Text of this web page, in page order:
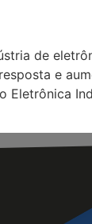
de
e
Eletrônica